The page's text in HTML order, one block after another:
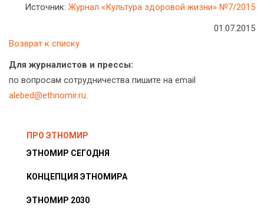
Источник: Журнал «Культура здоровой жизни» №7/2015
01.07.2015
Возврат к списку
Для журналистов и прессы:
по вопросам сотрудничества пишите на email
alebed@ethnomir.ru.
ПРО ЭТНОМИР
ЭТНОМИР СЕГОДНЯ
КОНЦЕПЦИЯ ЭТНОМИРА
ЭТНОМИР 2030